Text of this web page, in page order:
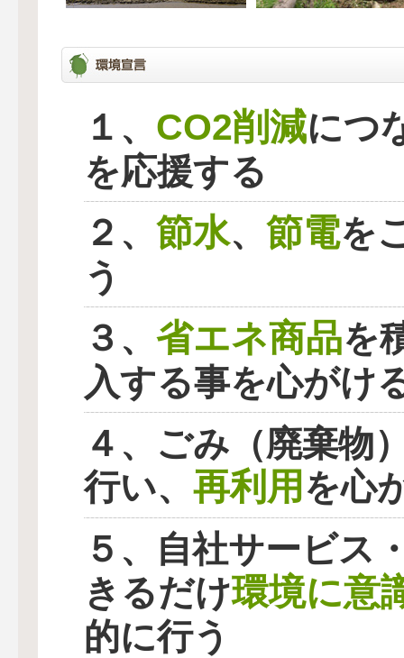
１、 CO2削減につ
を応援する
２、 節水、 節電を
う
３、 省エネ商品を
入する事を心がけ
４、ごみ（廃棄物
行い、 再利用を心
５、自社サービス
きるだけ環境に意
的に行う